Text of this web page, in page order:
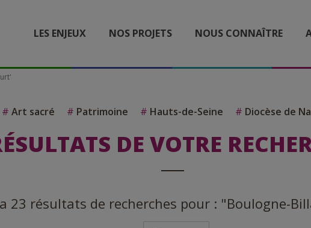
LES ENJEUX NOS PROJETS NOUS CONNAÎTRE
# Art sacré # Patrimoine # Hauts-de-Seine # Diocèse de
DE VOTRE
23 résultats de recherches pour : "Boulogne-